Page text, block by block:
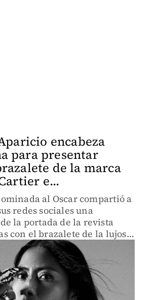
encabeza
para presentar
de la marca
e...
al Oscar compartió a
redes sociales una
la portada de la revista
con el brazalete de la lujosa